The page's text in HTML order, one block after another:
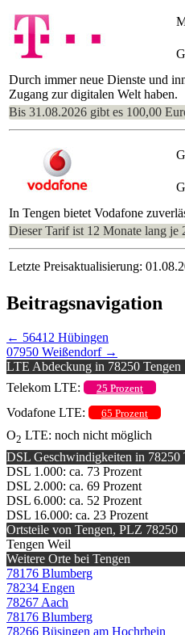
Durch immer neue Dienste und
Zugang zur digitalen Welt haben.
Bis 31.08.2026 gibt es 100,00
In Tengen bietet Vodafone
Dieser Tarif ist 12 Monate lang je
Letzte Preisaktualisierung:
Beitragsnavigation
← 56412 Hübingen
07950 Weißendorf →
LTE Abdeckung in 78250 Tengen
Telekom LTE:
25 Prozent
Vodafone LTE: 65 Prozent
O2 LTE: noch nicht möglich
DSL Geschwindigkeiten in 78250
DSL 1.000: ca. 73 Prozent
DSL 2.000: ca. 69 Prozent
DSL 6.000: ca. 52 Prozent
DSL 16.000: ca. 23 Prozent
Ortsteile von Tengen, PLZ 78250
Tengen Weil
Weitere Orte bei Tengen
78176 Blumberg
78234 Engen
78267 Aach
78176 Blumberg
78266 Büsingen am Hochrhein